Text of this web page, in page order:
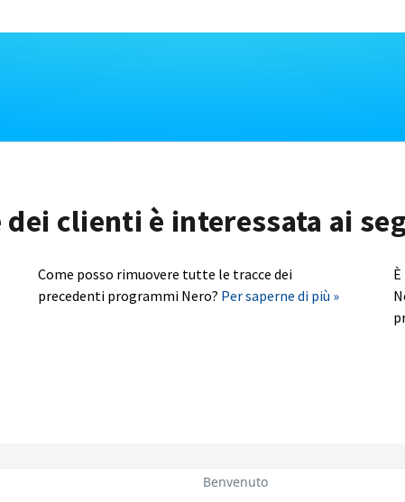
dei clienti è interessata ai
Come posso rimuovere tutte le tracce dei
precedenti programmi Nero? Per saperne di più »
Benvenuto